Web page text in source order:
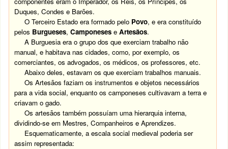
Duques, Condes e Barões.
O Terceiro Estado era formado pelo Povo, e era constituído
pelos Burgueses,Camponeses eArtesãos.
A Burguesia era o grupo dos que exerciam trabalho não
manual, e habitava nas cidades, como, por exemplo, os
comerciantes, os advogados, os médicos, os professores, etc.
Abaixo deles, estavam os que exerciam trabalhos manuais.
Os Artesãos faziam os instrumentos e objetos necessários
para a vida social, enquanto os camponeses cultivavam a terra e
criavam o gado.
Os artesãos também possuíam uma hierarquia interna,
dividindo-se em Mestres, Companheiros e Aprendizes.
Esquematicamente, a escala social medieval poderia ser
assim representada: